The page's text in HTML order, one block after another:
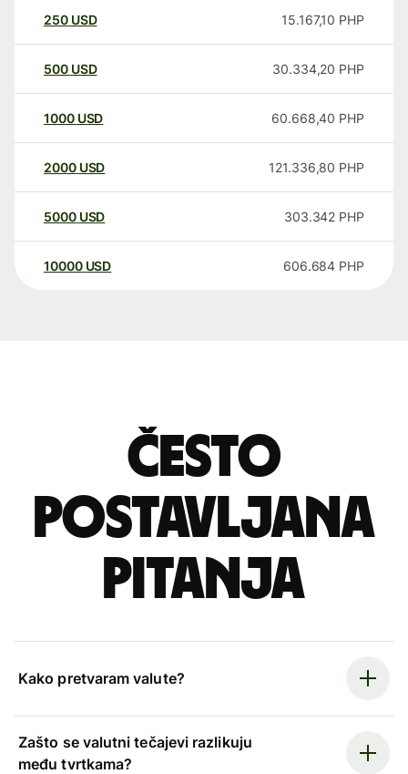
250 USD 15.167,10 PHP
500 USD 30.334,20 PHP
1000 USD 60.668,40 PHP
2000 USD 121.336,80 PHP
5000 USD 303.342 PHP
10000 USD 606.684 PHP
Često
postavljana
pitanja
Kako pretvaram valute?
Zašto se valutni tečajevi razlikuju
među tvrtkama?